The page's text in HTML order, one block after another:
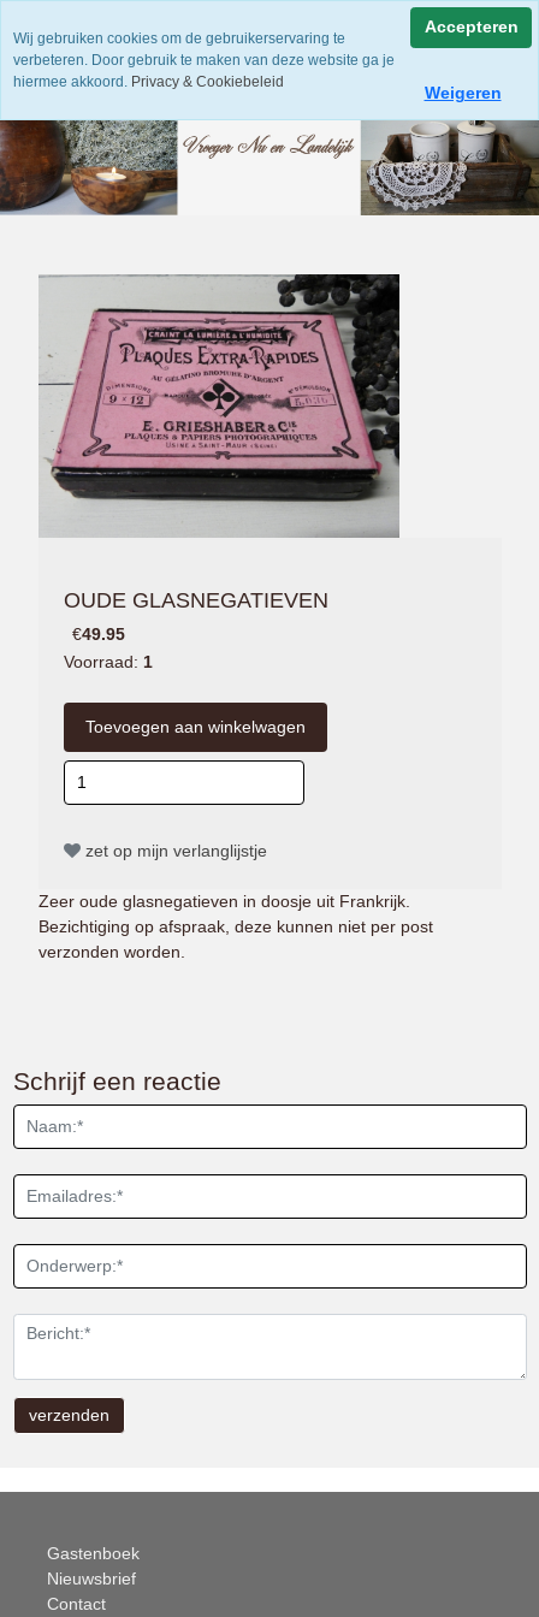
OUDE GLASNEGATIEVEN
€49.95
Voorraad: 1
zet op mijn verlanglijstje
Zeer oude glasnegatieven in doosje uit Frankrijk.
Bezichtiging op afspraak, deze kunnen niet per post
verzonden worden.
Schrijf een reactie
Gastenboek
Nieuwsbrief
Contact
Wij gebruiken cookies om de gebruikerservaring te
verbeteren. Door gebruik te maken van deze website ga je
hiermee akkoord. Privacy & Cookiebeleid
Accepteren
Weigeren